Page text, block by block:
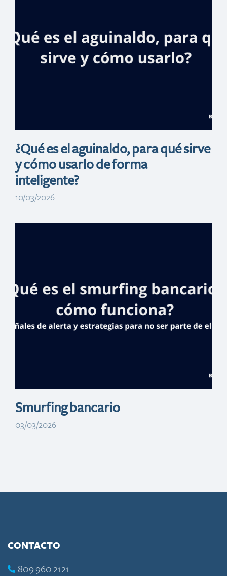
presencia en
todos los
¿Qué es el aguinaldo, para qué sirve
y cómo usarlo de forma
inteligente?
10/03/2026
presencia en
todos los
Smurfing bancario
03/03/2026
CONTACTO
809 960 2121